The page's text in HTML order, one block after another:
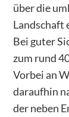
über die
Landschaft
Bei guter
zum rund
Vorbei an
daraufhin
der neben